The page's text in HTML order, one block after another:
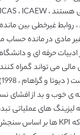
مادی در مانده حساب
حرفه ای و
می تواند گمراه
ی خوب و بد از
لیزینگ های عملیاتی